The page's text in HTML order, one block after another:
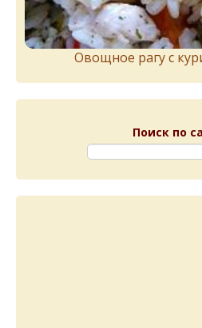
Овощное рагу с
Поиск по